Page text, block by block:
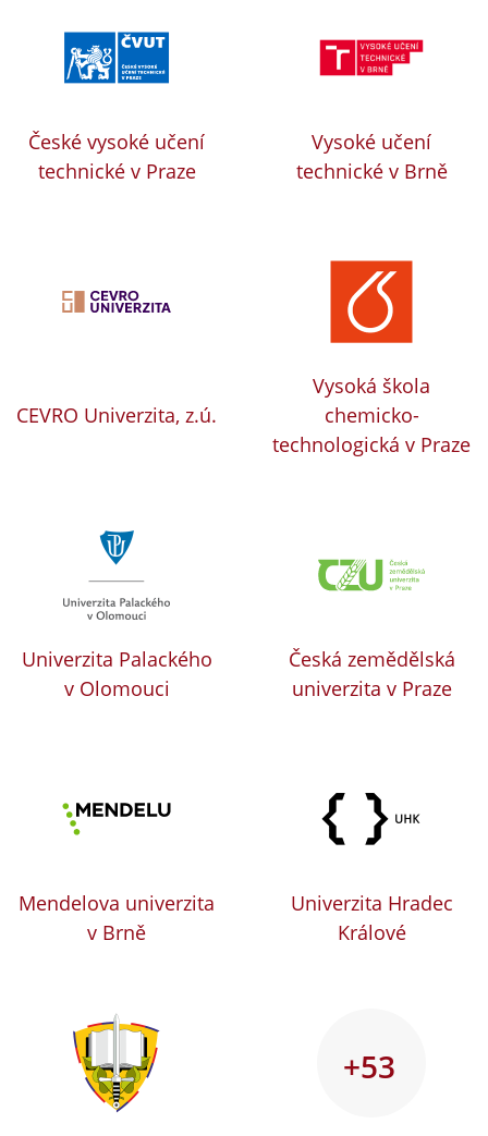
České vysoké učení
technické v Praze
Vysoké učení
technické v Brně
CEVRO Univerzita, z.ú.
Vysoká škola
chemicko-
technologická v Praze
Univerzita Palackého
v Olomouci
Česká zemědělská
univerzita v Praze
Mendelova univerzita
v Brně
Univerzita Hradec
Králové
+53